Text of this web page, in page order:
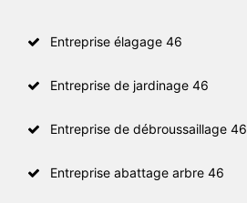
Entreprise élagage 46
Entreprise de jardinage 46
Entreprise de débroussaillage 46
Entreprise abattage arbre 46